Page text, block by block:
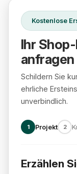
Kostenlose
Ihr
anfragen
Schildern Sie
ehrliche
unverbindlich.
1 Projekt 2
Schritt 1 von 2:
Erzählen